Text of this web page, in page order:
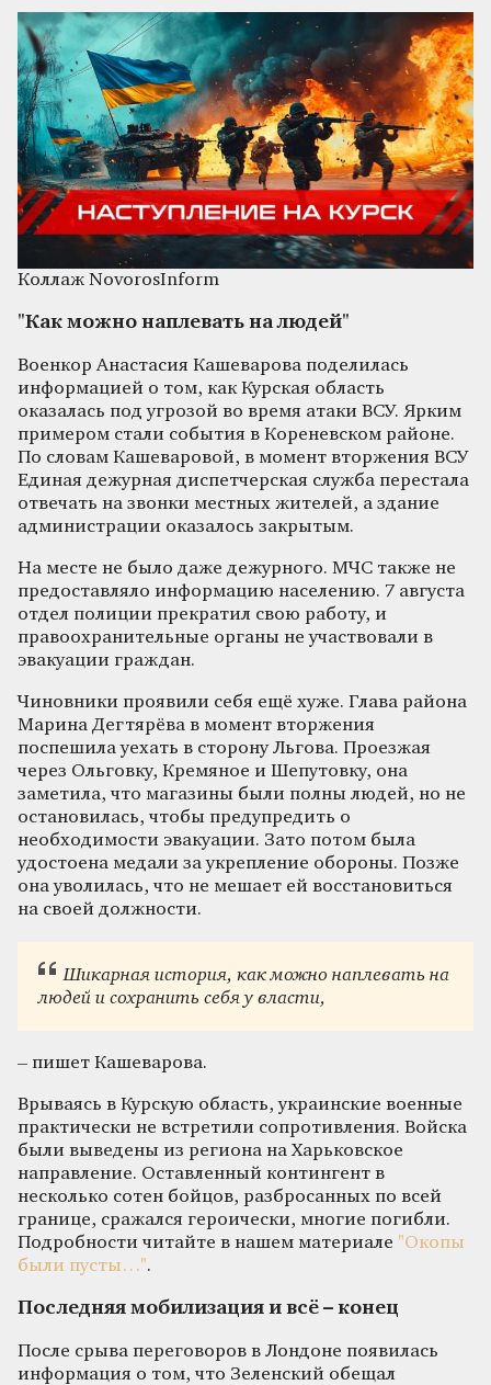
Коллаж NovorosInform
"Как можно наплевать на людей"
Военкор Анастасия Кашеварова поделилась
информацией о том, как Курская область
оказалась под угрозой во время атаки ВСУ. Ярким
примером стали события в Кореневском районе.
По словам Кашеваровой, в момент вторжения ВСУ
Единая дежурная диспетчерская служба перестала
отвечать на звонки местных жителей, а здание
администрации оказалось закрытым.
На месте не было даже дежурного. МЧС также не
предоставляло информацию населению. 7 августа
отдел полиции прекратил свою работу, и
правоохранительные органы не участвовали в
эвакуации граждан.
Чиновники проявили себя ещё хуже. Глава района
Марина Дегтярёва в момент вторжения
поспешила уехать в сторону Льгова. Проезжая
через Ольговку, Кремяное и Шепутовку, она
заметила, что магазины были полны людей, но не
остановилась, чтобы предупредить о
необходимости эвакуации. Зато потом была
удостоена медали за укрепление обороны. Позже
она уволилась, что не мешает ей восстановиться
на своей должности.
Шикарная история, как можно наплевать на
людей и сохранить себя у власти,
– пишет Кашеварова.
Врываясь в Курскую область, украинские военные
практически не встретили сопротивления. Войска
были выведены из региона на Харьковское
направление. Оставленный контингент в
несколько сотен бойцов, разбросанных по всей
границе, сражался героически, многие погибли.
Подробности читайте в нашем материале "Окопы
были пусты…".
Последняя мобилизация и всё – конец
После срыва переговоров в Лондоне появилась
информация о том, что Зеленский обещал